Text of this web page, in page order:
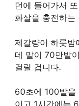
던에 들어가서
화살을 충전하는
제갈량이 하룻밤
데 말이 70만발
걸릴 겁니다.
60초에 100발을
이고 1시간에는